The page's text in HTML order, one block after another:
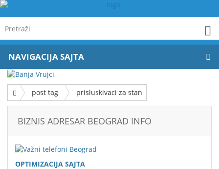
NAVIGACIJA SAJTA
post tag prisluskivaci za stan
BIZNIS ADRESAR BEOGRAD INFO
OPTIMIZACIJA SAJTA